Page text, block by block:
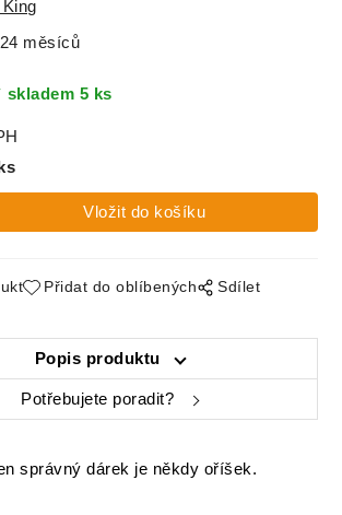
24 měsíců
skladem 5 ks
ks
Přidat do oblíbených Sdílet
Popis produktu
Potřebujete poradit?
správný dárek je někdy oříšek.